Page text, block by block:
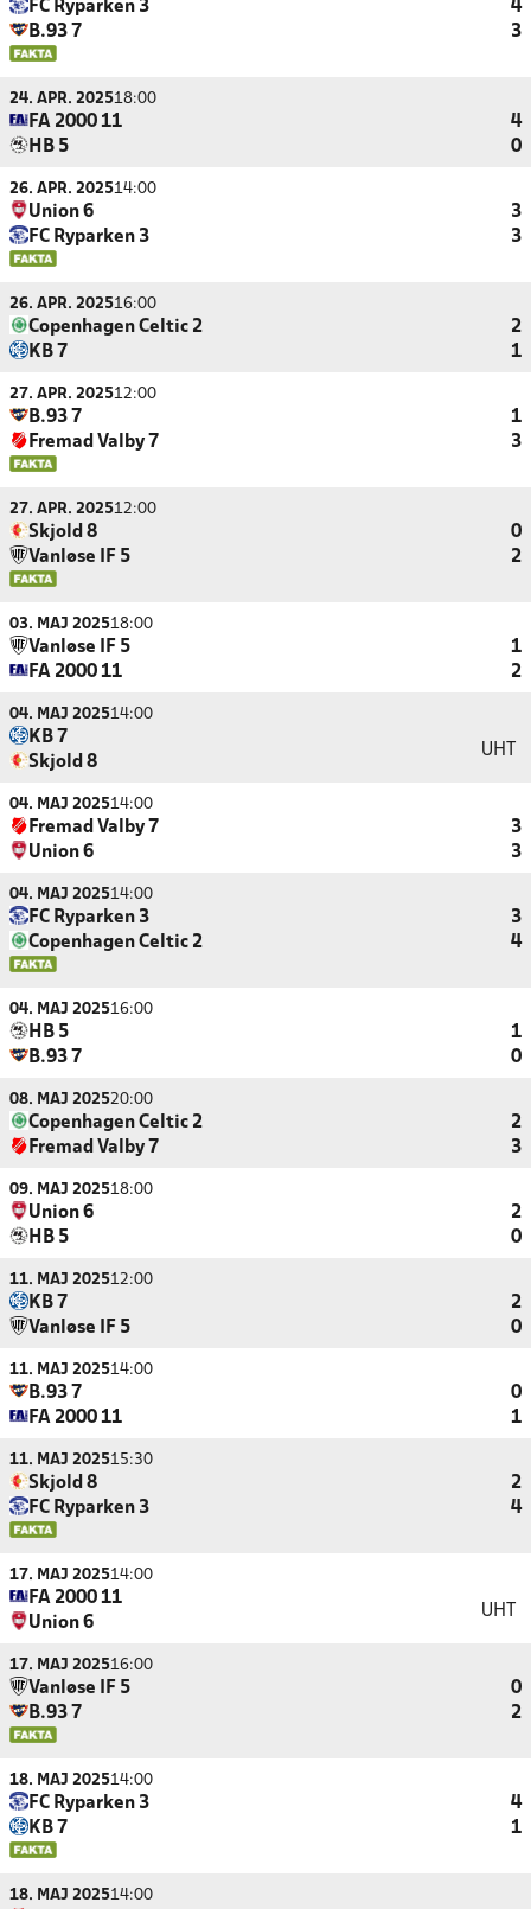
FC Ryparken 3
4
B.93 7
3
24. APR. 202518:00
FA 2000 11
4
HB 5
0
26. APR. 202514:00
Union 6
3
FC Ryparken 3
3
26. APR. 202516:00
Copenhagen Celtic 2
2
KB 7
1
27. APR. 202512:00
B.93 7
1
Fremad Valby 7
3
27. APR. 202512:00
Skjold 8
0
Vanløse IF 5
2
03. MAJ 202518:00
Vanløse IF 5
1
FA 2000 11
2
04. MAJ 202514:00
KB 7
Skjold 8
UHT
04. MAJ 202514:00
Fremad Valby 7
3
Union 6
3
04. MAJ 202514:00
FC Ryparken 3
3
Copenhagen Celtic 2
4
04. MAJ 202516:00
HB 5
1
B.93 7
0
08. MAJ 202520:00
Copenhagen Celtic 2
2
Fremad Valby 7
3
09. MAJ 202518:00
Union 6
2
HB 5
0
11. MAJ 202512:00
KB 7
2
Vanløse IF 5
0
11. MAJ 202514:00
B.93 7
0
FA 2000 11
1
11. MAJ 202515:30
Skjold 8
2
FC Ryparken 3
4
17. MAJ 202514:00
FA 2000 11
Union 6
UHT
17. MAJ 202516:00
Vanløse IF 5
0
B.93 7
2
18. MAJ 202514:00
FC Ryparken 3
4
KB 7
1
18. MAJ 202514:00